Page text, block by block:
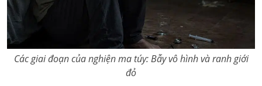
Các giai đoạn của nghiện ma túy: Bẫy vô hình và ranh giới
đỏ